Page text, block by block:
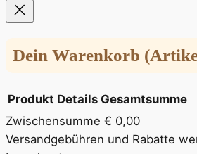
Dein Warenkorb
Produkte
Produkt Details Gesamtsumme
Zwischensumme € 0,00
Versandgebühren und Rabatte